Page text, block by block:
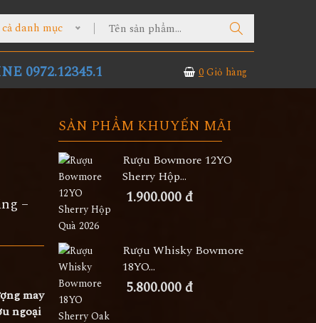
danh mục
0972.12345.1 0Giỏ hàng
–
may
ngoại
SẢN PHẨM KHUYẾN MÃI
Rượu Bowmore 12YO
Sherry Hộp...
1.900.000 đ
Rượu Whisky Bowmore
18YO...
5.800.000 đ